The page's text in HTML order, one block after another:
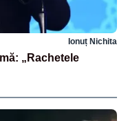
Ionuț Nichita
„Rachetele